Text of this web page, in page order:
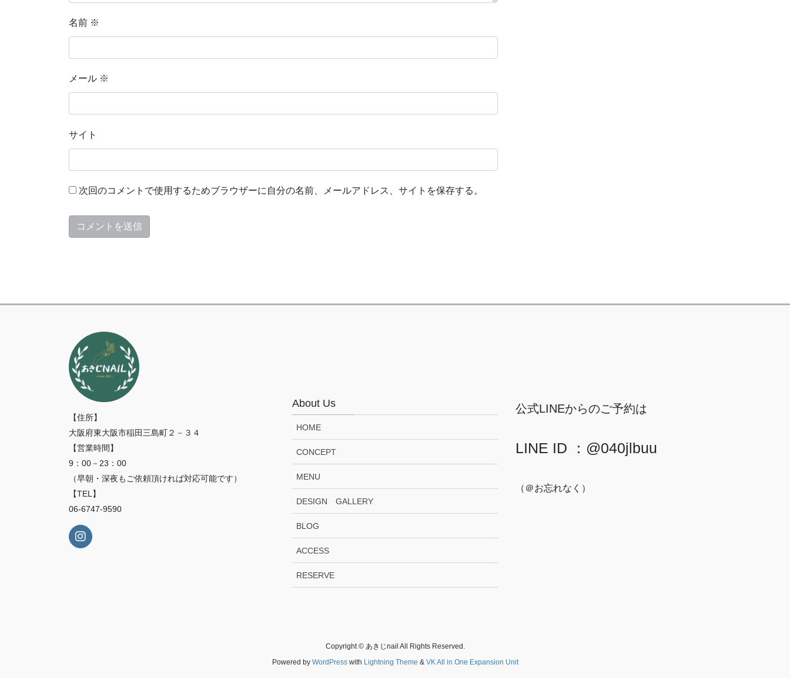
名前 ※
メール ※
サイト
次回のコメントで使用するためブラウザーに自分の名前、メールアドレス、サイトを保存する。
【住所】
大阪府東大阪市稲田三島町２－３４
【営業時間】
9：00－23：00
（早朝・深夜もご依頼頂ければ対応可能です）
【TEL】
06-6747-9590
About Us
HOME
CONCEPT
MENU
DESIGN GALLERY
BLOG
ACCESS
RESERVE
公式LINEからのご予約は
LINE ID ：@040jlbuu
（＠お忘れなく）
Copyright © あきじnail All Rights Reserved.
Powered by WordPresswith Lightning Theme & VK All in One Expansion Unit